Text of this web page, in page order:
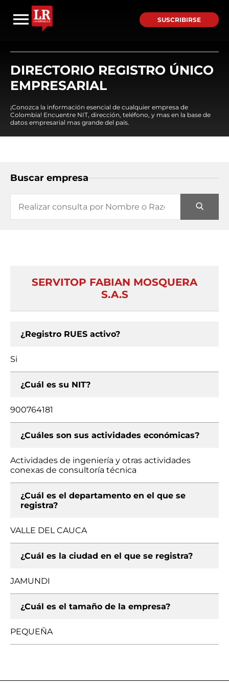
SUSCRIBIRSE
DIRECTORIO REGISTRO ÚNICO
EMPRESARIAL
¡Conozca la información esencial de cualquier empresa de
Colombia! Encuentre NIT, dirección, teléfono, y mas en la base de
datos empresarial mas grande del país.
Buscar empresa
SERVITOP FABIAN MOSQUERA
S.A.S
¿Registro RUES activo?
Si
¿Cuál es su NIT?
900764181
¿Cuáles son sus actividades económicas?
Actividades de ingeniería y otras actividades
conexas de consultoría técnica
¿Cuál es el departamento en el que se
registra?
VALLE DEL CAUCA
¿Cuál es la ciudad en el que se registra?
JAMUNDI
¿Cuál es el tamaño de la empresa?
PEQUEÑA